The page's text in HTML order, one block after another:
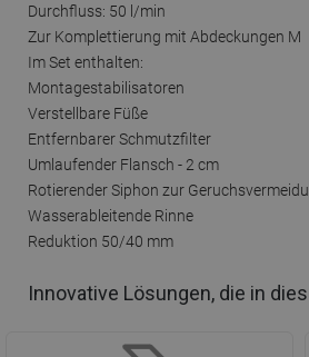
Durchfluss: 50 l/min
Zur Komplettierung mit Abdeckungen M
Im Set enthalten:
Montagestabilisatoren
Verstellbare Füße
Entfernbarer Schmutzfilter
Umlaufender Flansch - 2 cm
Rotierender Siphon zur
Wasserableitende Rinne
Reduktion 50/40 mm
Innovative Lösungen, die in